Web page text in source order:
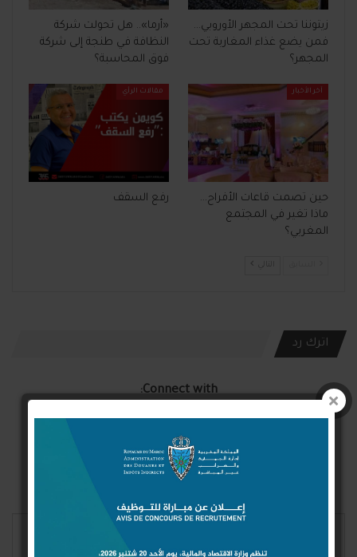
زيتوننا تحت المجهر الأوروبي…
فمن يضع غذاء المغاربة تحت
المجهر؟
«أرما».. هل تحولت شركة
النظافة في طنجة إلى شركة
فوق المحاسبة؟
آخر الأخبار
حين تصمت قاعات الأفراح…
ماذا تغير في المجتمع
المغربي؟
مقالات الرأي
رفع السقف
التالي
اترك رد
Connect with:
Login With Twitter